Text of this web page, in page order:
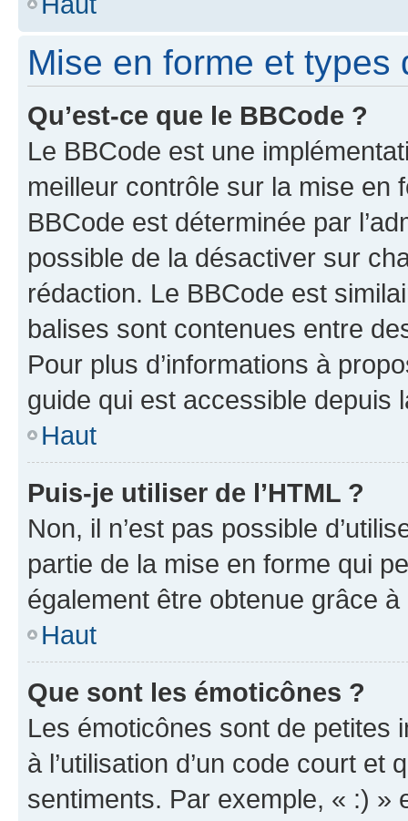
Mise en forme et types
Qu’est-ce que le BBCode ?
Le BBCode est une
meilleur contrôle sur la mise en
BBCode est déterminée par
possible de la désactiver sur
rédaction. Le BBCode est
balises sont contenues entre
Pour plus d’informations à
guide qui est accessible depuis
Haut
Puis-je utiliser de l’HTML ?
Non, il n’est pas possible
partie de la mise en forme qui
également être obtenue grâce à
Haut
Que sont les émoticônes ?
Les émoticônes sont de petites
à l’utilisation d’un code court et
sentiments. Par exemple, « :) »